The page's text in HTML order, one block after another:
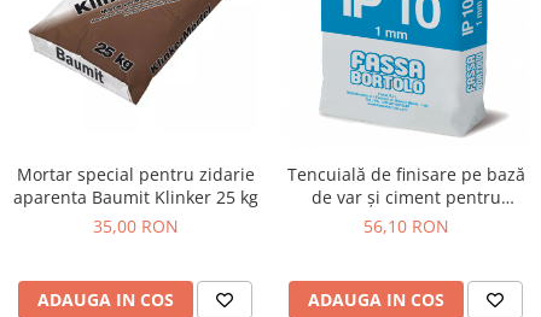
Mortar special pentru zidarie
aparenta Baumit Klinker 25 kg
35,00 RON
ADAUGA IN COS
Tencuială de finisare pe bază
de var și ciment pentru
exterior și interior, Fassa
56,10 RON
ADAUGA IN COS